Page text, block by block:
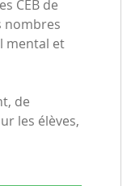
CEB de
nombres
mental et
de
les élèves,